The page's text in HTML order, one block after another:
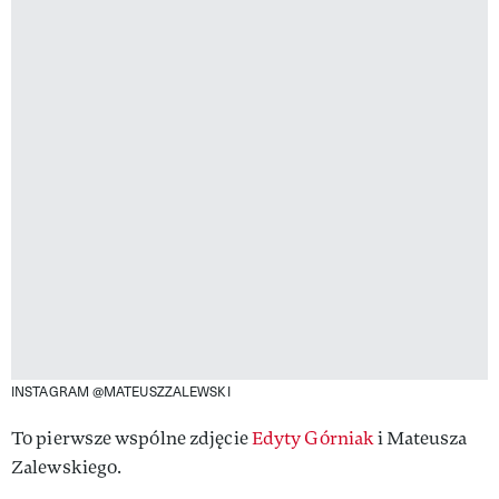
INSTAGRAM @MATEUSZZALEWSKI
To pierwsze wspólne zdjęcieEdyty Górniaki Mateusza
Zalewskiego.